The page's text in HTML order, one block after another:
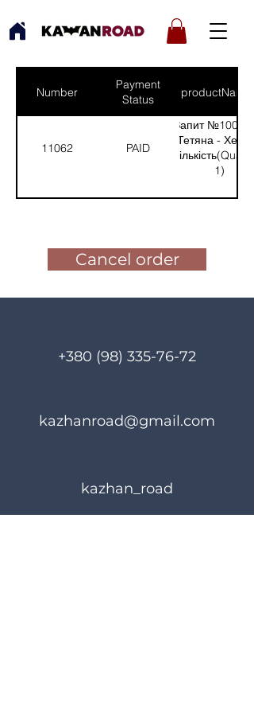
Number
Payment
Status
productNames
11062 PAID
Запит №1007
Тетяна - Херсон
1)
Cancel order
+380 (98) 335-76-72
kazhanroad@gmail.com
kazhan_road